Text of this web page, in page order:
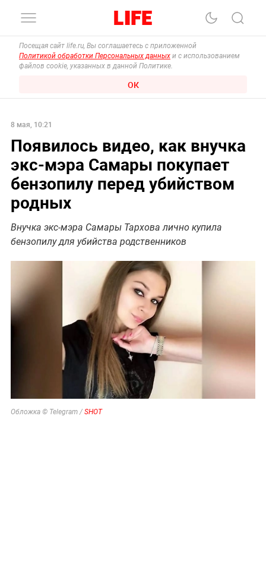
Посещая сайт life.ru, Вы соглашаетесь с приложенной
Политикой обработки Персональных данных и с использованием
файлов cookie, указанных в данной Политике.
ОК
8 мая, 10:21
Появилось видео, как внучка
экс-мэра Самары покупает
бензопилу перед убийством
родных
Внучка экс-мэра Самары Тархова лично купила
бензопилу для убийства родственников
Обложка © Telegram / SHOT